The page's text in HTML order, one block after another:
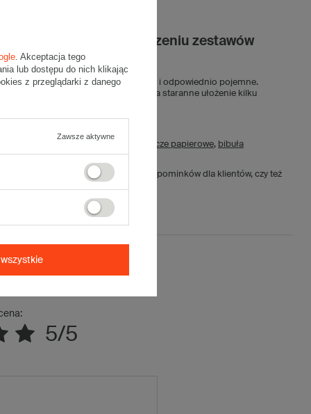
sprawdzą się przy tworzeniu zestawów
estetyczne, funkcjonalne i odpowiednio pojemne.
oferując wystarczająco dużo miejsca na staranne ułożenie kilku
dodatkami dekoracyjnymi. Wypełniacze papierowe, bibuła
zestawów firmowych, upominków dla klientów, czy też
5/5
. Akceptacja tego
lub dostępu do nich klikając
z przeglądarki z danego
Zawsze aktywne